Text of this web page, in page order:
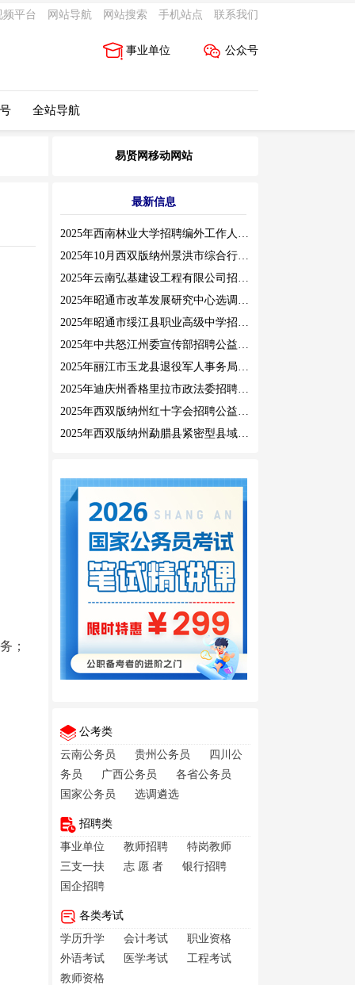
频平台 网站导航 网站搜索 手机站点 联系我们
公众号
事业单位
全站导航
；
易贤网移动网站
最新信息
2025年西南林业大学招聘编外工作人员公告（三）
2025年10月西双版纳州景洪市综合行政执法局招聘人员公告
2025年云南弘基建设工程有限公司招聘公告
2025年昭通市改革发展研究中心选调工作人员职业素质测评通告
2025年昭通市绥江县职业高级中学招聘编外紧缺临聘数学教师公告
2025年中共怒江州委宣传部招聘公益性岗位公告
2025年丽江市玉龙县退役军人事务局公益性岗位招聘公告
2025年迪庆州香格里拉市政法委招聘公益性岗位公告
2025年西双版纳州红十字会招聘公益性岗位人员公告
2025年西双版纳州勐腊县紧密型县域医共体招聘编外人员公告
公考类
云南公务员
贵州公务员
四川公
务员
广西公务员
各省公务员
国家公务员
选调遴选
招聘类
事业单位
教师招聘
特岗教师
三支一扶
志 愿 者
银行招聘
国企招聘
各类考试
学历升学
会计考试
职业资格
外语考试
医学考试
工程考试
教师资格